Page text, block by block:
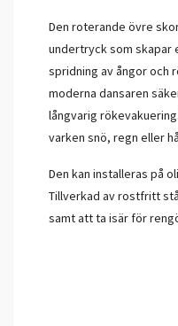
Den roterande övre
undertryck som skapar
spridning av ångor och
moderna dansaren
långvarig
varken snö, regn eller
Den kan installeras på
Tillverkad av rostfritt
samt att ta isär för